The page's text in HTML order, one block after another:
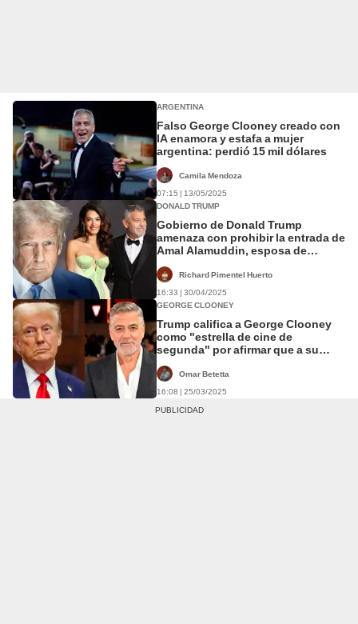
ARGENTINA
Falso George Clooney creado con
IA enamora y estafa a mujer
argentina: perdió 15 mil dólares
Camila Mendoza
07:15 | 13/05/2025
DONALD TRUMP
Gobierno de Donald Trump
amenaza con prohibir la entrada de
Amal Alamuddin, esposa de
razónRichard Pimentel Huerto
16:33 | 30/04/2025
GEORGE CLOONEY
Trump califica a George Clooney
como "estrella de cine de
segunda" por afirmar que a su
Omar Betetta
16:08 | 25/03/2025